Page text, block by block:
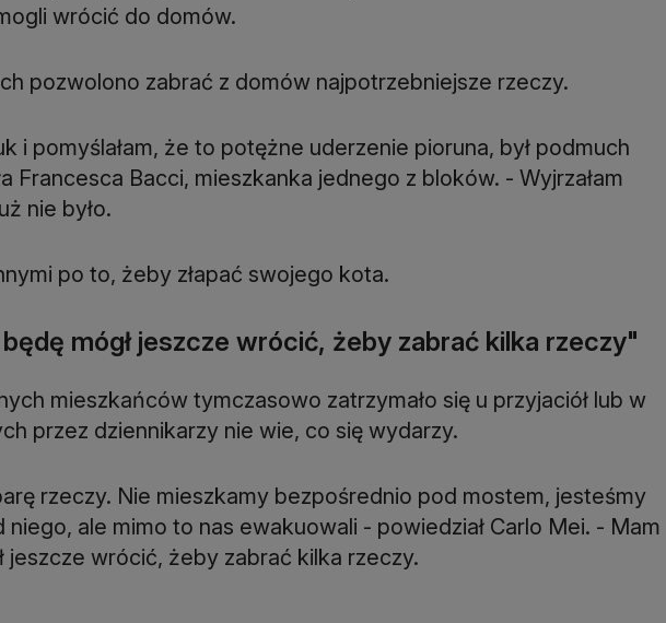
wrócić do domów.
pozwolono zabrać z domów najpotrzebniejsze rzeczy.
i pomyślałam, że to potężne uderzenie pioruna, był podmuch
Francesca Bacci, mieszkanka jednego z bloków. - Wyjrzałam
nie było.
po to, żeby złapać swojego kota.
mógł jeszcze wrócić, żeby zabrać kilka rzeczy"
mieszkańców tymczasowo zatrzymało się u przyjaciół lub w
przez dziennikarzy nie wie, co się wydarzy.
rzeczy. Nie mieszkamy bezpośrednio pod mostem, jesteśmy
niego, ale mimo to nas ewakuowali - powiedział Carlo Mei. - Mam
jeszcze wrócić, żeby zabrać kilka rzeczy.